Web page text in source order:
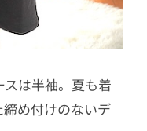
は半袖。夏も着
め付けのないデ